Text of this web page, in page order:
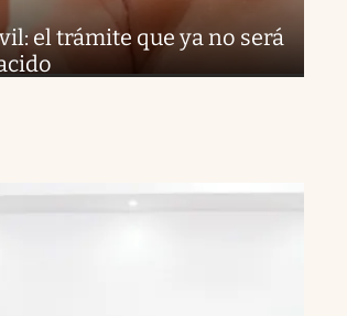
el trámite que ya no será